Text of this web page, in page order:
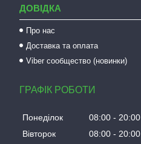
ДОВІДКА
Про нас
Доставка та оплата
Viber сообщество (новинки)
ГРАФІК РОБОТИ
Понеділок 08:00
20:00
Вівторок
08:00
20:00